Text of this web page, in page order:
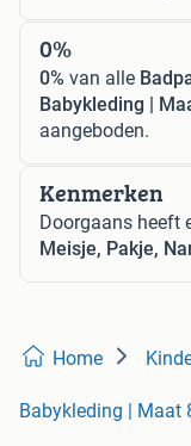
0%
0% van alle
Babykleding |
aangeboden.
Kenmerken
Doorgaans heeft
Meisje, Pakje,
Home
Babykleding | Maat